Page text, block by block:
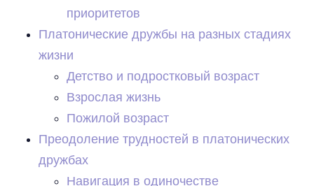
приоритетов
Платонические дружбы на разных стадиях
жизни
Детство и подростковый возраст
Взрослая жизнь
Пожилой возраст
Преодоление трудностей в платонических
дружбах
Навигация в одиночестве